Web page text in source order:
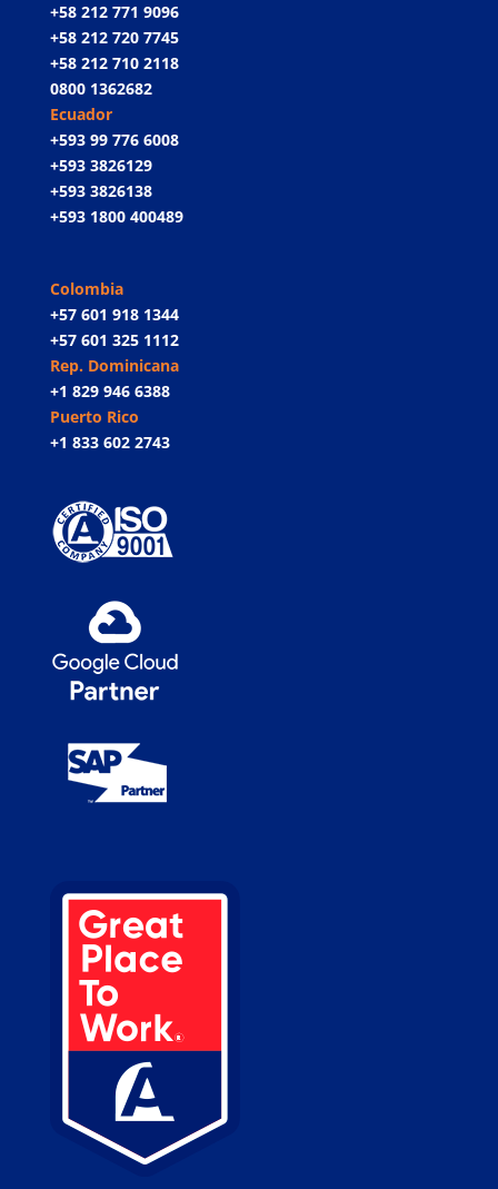
+58 212 771 9096
+58 212 720 7745
+58 212 710 2118
0800 1362682
Ecuador
+593 99 776 6008
+593 3826129
+593 3826138
+593 1800 400489
Colombia
+57 601 918 1344
+57 601 325 1112
Rep. Dominicana
+1 829 946 6388
Puerto Rico
+1 833 602 2743